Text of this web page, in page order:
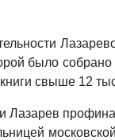
было
свыше 12